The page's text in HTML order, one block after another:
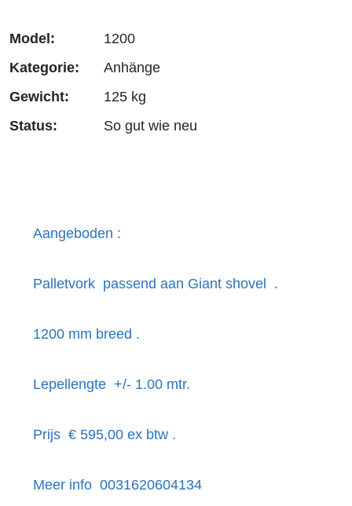
Model:
1200
Kategorie:
Anhänge
Gewicht:
125 kg
Status:
So gut wie neu
Aangeboden :
Palletvork passend aan Giant shovel .
1200 mm breed .
Lepellengte +/- 1.00 mtr.
Prijs € 595,00 ex btw .
Meer info 0031620604134